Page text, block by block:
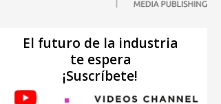
El futuro de la industria
te espera
¡Suscríbete!